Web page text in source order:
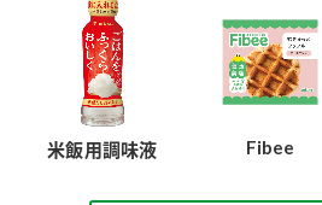
米飯用調味液 Fibee